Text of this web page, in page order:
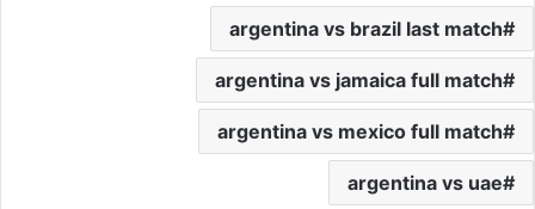
argentina vs brazil last match
argentina vs jamaica full match
argentina vs mexico full match
argentina vs uae